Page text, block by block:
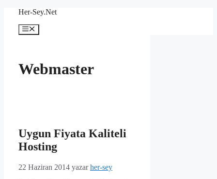
İçeriğeHer-Sey.Net
Menü
Webmaster
Uygun Fiyata Kaliteli
Hosting
22 Haziran 2014 yazarher-sey